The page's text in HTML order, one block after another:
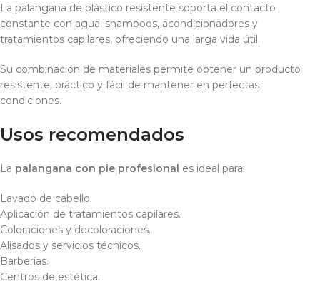
La palangana de plástico resistente soporta el contacto
constante con agua, shampoos, acondicionadores y
tratamientos capilares, ofreciendo una larga vida útil.
Su combinación de materiales permite obtener un producto
resistente, práctico y fácil de mantener en perfectas
condiciones.
Usos recomendados
La palangana con pie profesional es ideal para:
Lavado de cabello.
Aplicación de tratamientos capilares.
Coloraciones y decoloraciones.
Alisados y servicios técnicos.
Barberías.
Centros de estética.